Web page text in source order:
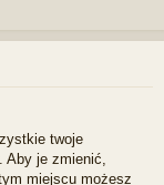
twoje
Aby je zmienić,
miejscu możesz